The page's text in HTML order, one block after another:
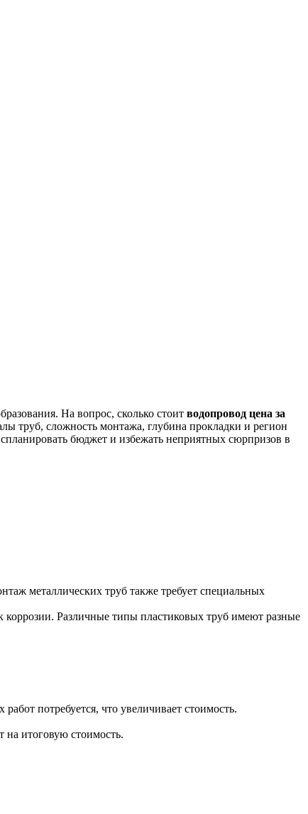
На вопрос, сколько стоит водопровод цена за
труб, сложность монтажа, глубина прокладки и регион
бюджет и избежать неприятных сюрпризов в
металлических труб также требует специальных
Различные типы пластиковых труб имеют разные
потребуется, что увеличивает стоимость.
на итоговую стоимость.